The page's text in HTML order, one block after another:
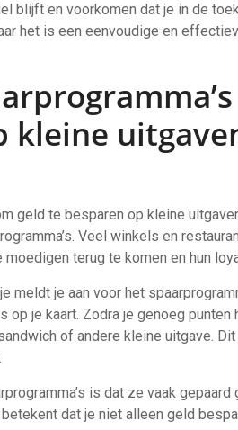
blijft en voorkomen dat je in de
het is een eenvoudige en
kleine
geld te besparen op kleine
Veel winkels en
moedigen terug te komen en hun
meldt je aan voor het
op je kaart. Zodra je genoeg
of andere kleine uitgave.
is dat ze vaak
dat je niet alleen geld